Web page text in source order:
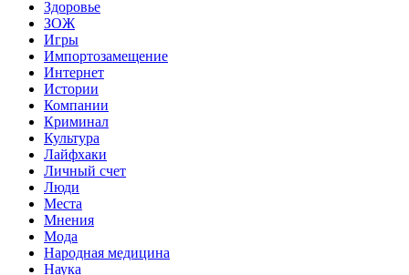
Здоровье
ЗОЖ
Игры
Импортозамещение
Интернет
Истории
Компании
Криминал
Культура
Лайфхаки
Личный счет
Люди
Места
Мнения
Мода
Народная медицина
Наука